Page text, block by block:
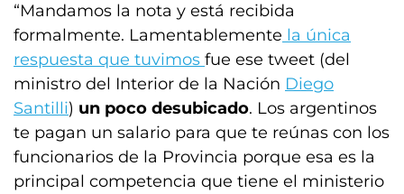
“Mandamos la nota y está recibida
formalmente. Lamentablemente la única
respuesta que tuvimos fue ese tweet (del
ministro del Interior de la Nación Diego
Santilli) un poco desubicado. Los argentinos
te pagan un salario para que te reúnas con los
funcionarios de la Provincia porque esa es la
principal competencia que tiene el ministerio